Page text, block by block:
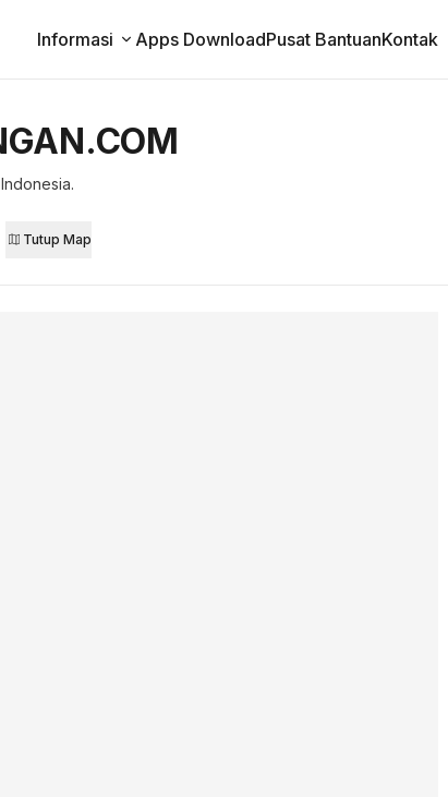
Informasi Apps DownloadPusat BantuanKontak
Tutup Map